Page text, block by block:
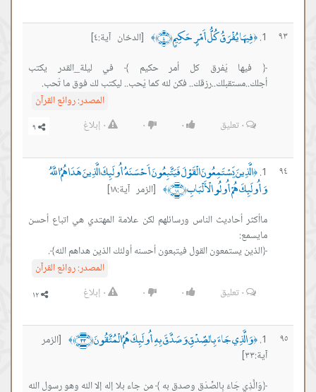
٩٣ ﴿فِيهَا يُفْرَقُ كُلُّ أَمْرٍ حَكِيمٍ ﴿٤﴾ ﴾
[الدخان آية:٤]
﴿ فيها يُفرق كل أمر حكيم ﴾ في ليلة_القدر يكتب
أجلك..مستقبلك..رزقك.. فكن لله كما يُحب.. ليكتب لك فوق ما تُحب.
المصدر:روائع القرآن
٠تعليق ٠ ٠ ٠ إبلاغ
٩٤ ﴿الَّذِينَ يَسْتَمِعُونَ الْقَوْلَ فَيَتَّبِعُونَ أَحْسَنَهُ أُولَئِكَ الَّذِينَ هَدَاهُمُ اللَّهُ
وَأُولَئِكَ هُمْ أُولُو الْأَلْبَابِ ﴿١٨﴾ ﴾
[الزمر آية:١٨]
ماأكثر أحاديث الناس ورسائلهم لكن علامة المهتدي هي اتباع أحسن
﴿الذين يستمعون القول فيتبعون أحسنه أولئك الذين هداهم الله﴾.
المصدر:روائع القرآن
٠تعليق ٠ ٠ ٠ إبلاغ
٩٥ ﴿وَالَّذِي جَاءَ بِالصِّدْقِ وَصَدَّقَ بِهِ أُولَئِكَ هُمُ الْمُتَّقُونَ ﴿٣٣﴾ ﴾
[الزمر
آية:٣٣]
﴿وَالَّذِي جَاءَ بِالصِّدْقِ وصدق به ﴾ من جاء بلا إله إلا الله وهو رسول الله